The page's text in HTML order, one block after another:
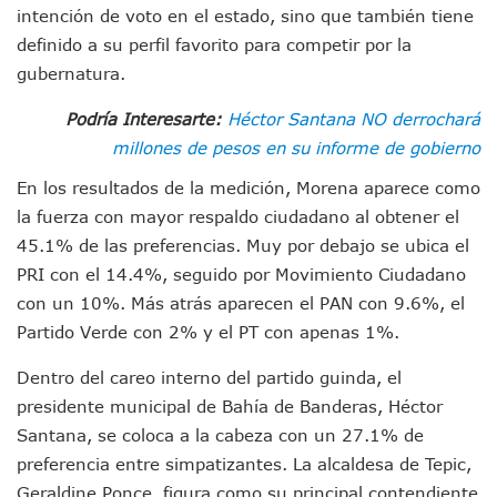
“Kato” Supera El Abandono Y Comienza Una Nueva Vida
México Necesitaba 600 Mil Empleos; Solo Generó 262 Mil
Poderoso Terremoto Destruye Edificios Y Puentes En
ATM Incorpora 20 Nuevos Camiones Al Corredor Bahía
Avenida Federación En Puerto Vallarta Registra 80% De
Caída De “El Mencho” Elevó Percepción De Inseguridad
Mercado Vallarta Incluye Reúne A Emprendedores
Morenistas Imparten Taller En Puerto Vallarta
CEDHJ Señala Violaciones A Derechos De Víctima De
Ayutla Bajo Investigación Tras Reporte De Posible
Maleza Crece En Camellones De La Principal Avenida
Lluvias E Inundaciones No Detienen El Transporte Público
Entregan Aparato Auditivo A Don Juan Ramírez En Puerto
Juan Carlos Castro Realiza Asamblea Informativa En La
Huracán En Formación Podría Generar Oleaje Elevado En
Buscan Reducir Riesgos Por Cocodrilos En Playas De
intención de voto en el estado, sino que también tiene
definido a su perfil favorito para competir por la
gubernatura.
Podría Interesarte: Héctor Santana NO derrochará
millones de pesos en su informe de gobierno
En los resultados de la medición, Morena aparece como
la fuerza con mayor respaldo ciudadano al obtener el
45.1% de las preferencias. Muy por debajo se ubica el
PRI con el 14.4%, seguido por Movimiento Ciudadano
con un 10%. Más atrás aparecen el PAN con 9.6%, el
Partido Verde con 2% y el PT con apenas 1%.
Dentro del careo interno del partido guinda, el
presidente municipal de Bahía de Banderas, Héctor
Santana, se coloca a la cabeza con un 27.1% de
preferencia entre simpatizantes. La alcaldesa de Tepic,
Geraldine Ponce, figura como su principal contendiente